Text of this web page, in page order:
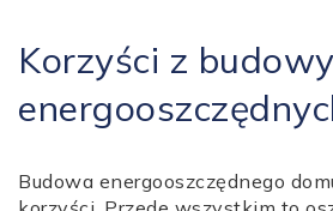
Korzyści z
Budowa energooszczędnego